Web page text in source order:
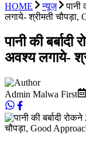
HOME
न्यूज़
पानी
लगाये- श्रीमती चौपड़ा,
पानी की
अवश्य लगाये-
Admin Malwa First